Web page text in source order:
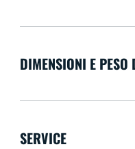
DIMENSIONI E PESO
SERVICE